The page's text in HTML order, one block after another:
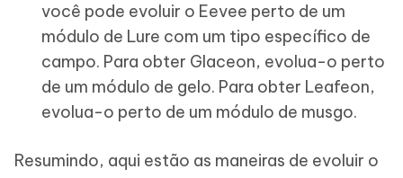
você pode evoluir o Eevee perto de um
módulo de Lure com um tipo específico de
campo. Para obter Glaceon, evolua-o perto
de um módulo de gelo. Para obter Leafeon,
evolua-o perto de um módulo de musgo.
Resumindo, aqui estão as maneiras de evoluir o